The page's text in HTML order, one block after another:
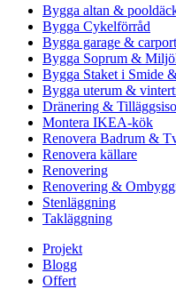
Bygga altan &
Bygga Cykelförråd
Bygga garage &
Bygga Soprum &
Bygga Staket i Smide
Bygga uterum &
Dränering &
Montera IKEA-kök
Renovera Badrum &
Renovera källare
Renovering
Renovering &
Stenläggning
Takläggning
Projekt
Blogg
Offert